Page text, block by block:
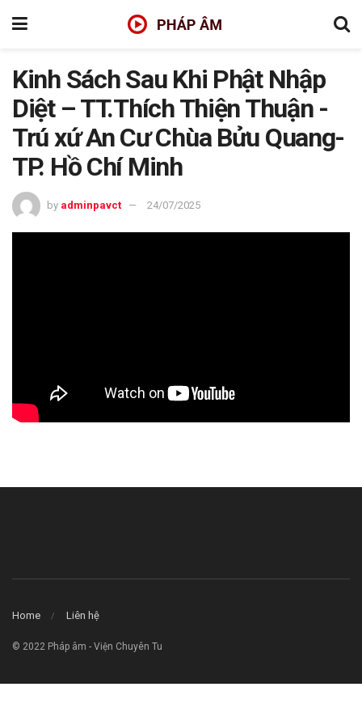
Kinh Sách Sau Khi Phật Nhập
Diệt – TT.Thích Thiện Thuận -
Trú xứ An Cư Chùa Bửu Quang-
TP. Hồ Chí Minh
by adminpavct 24/07/2025
Home Liên hệ
© 2022 Pháp âm - Viện Chuyên Tu